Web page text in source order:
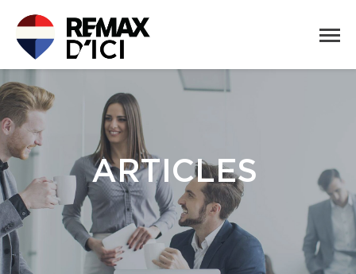
ARTICLES